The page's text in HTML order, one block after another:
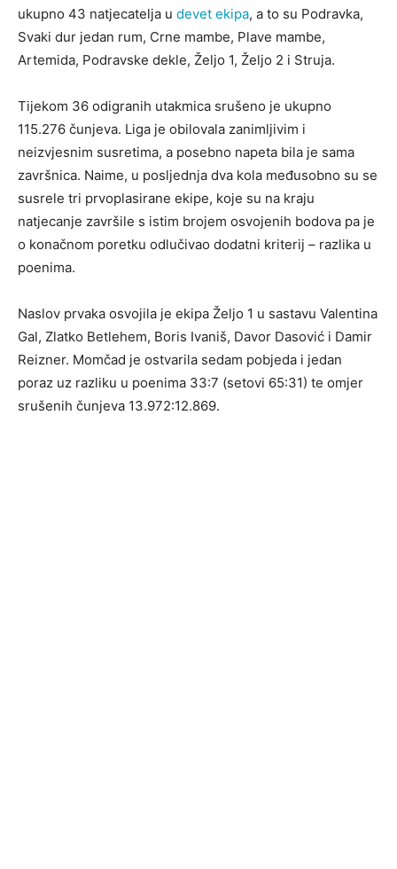
ukupno 43 natjecatelja u devet ekipa, a to su Podravka,
Svaki dur jedan rum, Crne mambe, Plave mambe,
Artemida, Podravske dekle, Željo 1, Željo 2 i Struja.
Tijekom 36 odigranih utakmica srušeno je ukupno
115.276 čunjeva. Liga je obilovala zanimljivim i
neizvjesnim susretima, a posebno napeta bila je sama
završnica. Naime, u posljednja dva kola međusobno su se
susrele tri prvoplasirane ekipe, koje su na kraju
natjecanje završile s istim brojem osvojenih bodova pa je
o konačnom poretku odlučivao dodatni kriterij – razlika u
poenima.
Naslov prvaka osvojila je ekipa Željo 1 u sastavu Valentina
Gal, Zlatko Betlehem, Boris Ivaniš, Davor Dasović i Damir
Reizner. Momčad je ostvarila sedam pobjeda i jedan
poraz uz razliku u poenima 33:7 (setovi 65:31) te omjer
srušenih čunjeva 13.972:12.869.